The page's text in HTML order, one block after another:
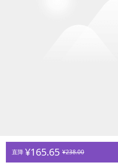
直降 ¥165.65 ¥238.00